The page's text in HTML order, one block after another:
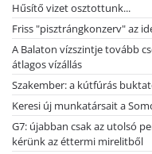
Hűsítő vizet osztottunk...
Friss "pisztrángkonzerv" az
A Balaton vízszintje tovább
átlagos vízállás
Szakember: a kútfúrás
Keresi új munkatársait a
G7: újabban csak az utolsó
kérünk az éttermi mirelitből